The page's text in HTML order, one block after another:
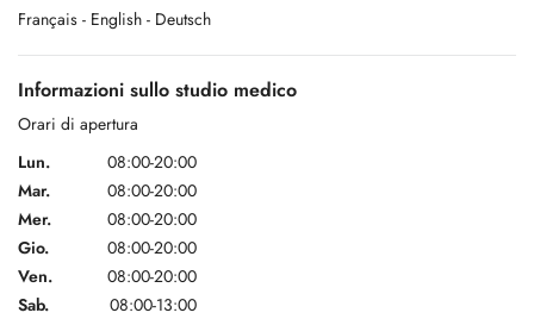
Français - English - Deutsch
Informazioni sullo studio medico
Orari di apertura
Lun.
08:00-20:00
Mar.
08:00-20:00
Mer.
08:00-20:00
Gio.
08:00-20:00
Ven.
08:00-20:00
Sab.
08:00-13:00